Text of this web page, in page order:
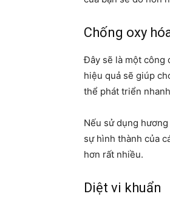
Chống oxy
Đây sẽ là một công
hiệu quả sẽ giúp
thể phát triển
Nếu sử dụng hương
sự hình thành của
hơn rất nhiều.
Diệt vi khuẩn